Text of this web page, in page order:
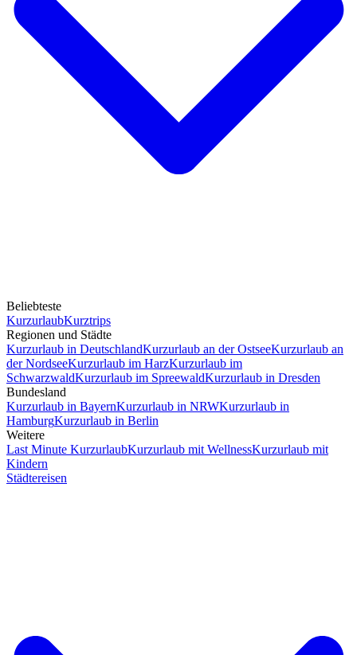
Beliebteste
KurzurlaubKurztrips
Regionen und Städte
Kurzurlaub in DeutschlandKurzurlaub an der OstseeKurzurlaub an
der NordseeKurzurlaub im HarzKurzurlaub im
SchwarzwaldKurzurlaub im SpreewaldKurzurlaub in Dresden
Bundesland
Kurzurlaub in BayernKurzurlaub in NRWKurzurlaub in
HamburgKurzurlaub in Berlin
Weitere
Last Minute KurzurlaubKurzurlaub mit WellnessKurzurlaub mit
Kindern
Städtereisen